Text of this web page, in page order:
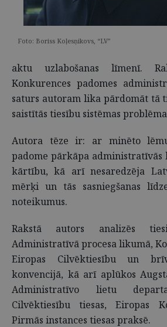
Foto: Boriss Koļesņikovs, “LV”
aktu uzlabošanas līmenī.
Konkurences padomes
saturs autoram lika pārdomāt tā
saistītās tiesību sistēmas
Autora tēze ir: ar minēto
padome pārkāpa administratīvās
kārtību, kā arī nesaredzēja
mērķi un tās sasniegšanas
noteikumus.
Rakstā autors analizēs
Administratīvā procesa likumā,
Eiropas Cilvēktiesību un
konvencijā, kā arī aplūkos
Administratīvo lietu
Cilvēktiesību tiesas, Eiropas
Pirmās instances tiesas praksē.